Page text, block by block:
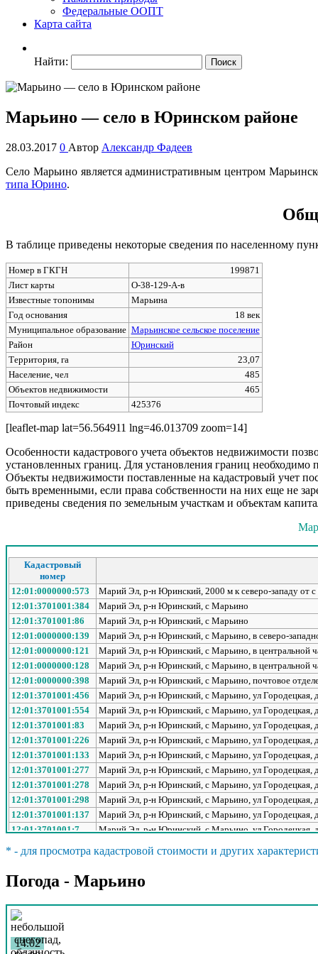
Федеральные ООПТ
Карта сайта
Найти:
Марьино — село в Юринском районе
28.03.2017 0 Автор Александр Фадеев
Село Марьино является административным центром
типа Юрино.
В таблице приведены некоторые сведения по населенному
Номер в ГКГН
199871
Лист карты
O-38-129-А-в
Известные топонимы
Марьина
Год основания
18 век
Муниципальное образование Марьинское сельское поселение
Район
Юринский
Территория, га
23,07
Население, чел
485
Объектов недвижимости
465
Почтовый индекс
425376
[leaflet-map lat=56.564911 lng=46.013709 zoom=14]
Особенности кадастрового учета объектов недвижимости
установленных границ. Для установления границ
Объекты недвижимости поставленные на кадастровый учет
быть временными, если права собственности на них еще не
приведены сведения по земельным участкам и объектам
Кадастровый
номер
12:01:0000000:573
Марий Эл, р-н Юринский, 2000 м к северо-западу от
12:01:3701001:384
Марий Эл, р-н Юринский, с Марьино
12:01:3701001:86
Марий Эл, р-н Юринский, с Марьино
12:01:0000000:139
Марий Эл, р-н Юринский, с Марьино, в северо-
12:01:0000000:121
Марий Эл, р-н Юринский, с Марьино, в центральной
12:01:0000000:128
Марий Эл, р-н Юринский, с Марьино, в центральной
12:01:0000000:398
Марий Эл, р-н Юринский, с Марьино, почтовое
12:01:3701001:456
Марий Эл, р-н Юринский, с Марьино, ул Городецкая,
12:01:3701001:554
Марий Эл, р-н Юринский, с Марьино, ул Городецкая,
12:01:3701001:83
Марий Эл, р-н Юринский, с Марьино, ул Городецкая,
12:01:3701001:226
Марий Эл, р-н Юринский, с Марьино, ул Городецкая,
12:01:3701001:133
Марий Эл, р-н Юринский, с Марьино, ул Городецкая,
12:01:3701001:277
Марий Эл, р-н Юринский, с Марьино, ул Городецкая,
12:01:3701001:278
Марий Эл, р-н Юринский, с Марьино, ул Городецкая,
12:01:3701001:298
Марий Эл, р-н Юринский, с Марьино, ул Городецкая,
12:01:3701001:137
Марий Эл, р-н Юринский, с Марьино, ул Городецкая,
12:01:3701001:7
Марий Эл, р-н Юринский, с Марьино, ул Городецкая,
12:01:3701001:465
Марий Эл, р-н Юринский, с Марьино, ул Городецкая,
12:01:3701001:266
12:01:3701001:145
Марий Эл, р-н Юринский, с Марьино, ул Городецкая, д
12:01:3701001:242
Марий Эл, р-н Юринский, с Марьино, ул Городецкая,
12:01:3701001:138
12:01:3701001:457
12:01:3701001:260
* - для просмотра кадастровой стоимости и других
Погода - Марьино
14.02